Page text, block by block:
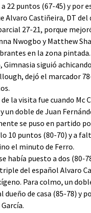
22 puntos (67-45) y por
Alvaro Castiñeira, DT del
27-21, porque
Nwogbo y Matthew
en la zona pintada.
siguió
dejó el marcador
la visita fue cuando Mc
un doble de Juan
se puso en partido
10 puntos (80-70) y a
el minuto de Ferro.
había puesto a dos (80-
del español Alvaro
Para colmo, un
dueño de casa (85-78) y